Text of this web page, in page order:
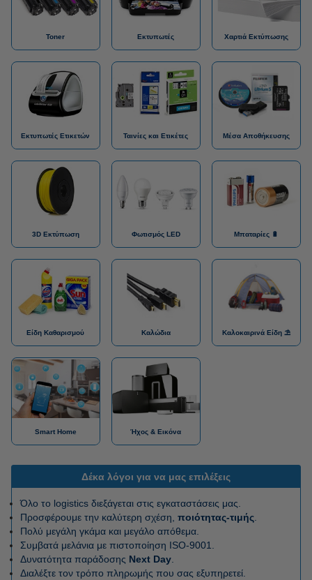
Toner Εκτυπωτές Χαρτιά Εκτύπωσης
Εκτυπωτές Ετικετών Ταινίες και Ετικέτες Μέσα Αποθήκευσης
3D Εκτύπωση Φωτισμός LED Μπαταρίες 🔋
Είδη Καθαρισμού Καλώδια Καλοκαιρινά Είδη ⛱
Smart Home Ήχος & Εικόνα
Δέκα λόγοι για να μας επιλέξεις
Όλο το logistics διεξάγεται στις εγκαταστάσεις μας.
Προσφέρουμε την καλύτερη σχέση, ποιότητας-τιμής
Πολύ μεγάλη γκάμα και μεγάλο απόθεμα.
Συμβατά μελάνια με πιστοποίηση ISO-9001.
Δυνατότητα παράδοσης Next Day
Διαλέξτε τον τρόπο πληρωμής που σας εξυπηρετεί.